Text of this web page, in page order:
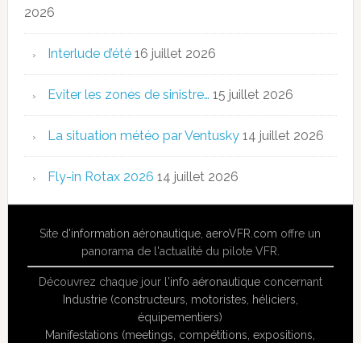
2026
Interlude d’été 16 juillet 2026
Eviter les zones de sinistre… 15 juillet 2026
La situation météo par Ventusky 14 juillet 2026
Fly-in Rotax 2026 14 juillet 2026
Site d'information aéronautique ,aeroVFR.com offre un
panorama de l'actualité du pilote VFR.
Découvrez chaque jour l'info aéronautiqueconcernant
Industrie (constructeurs, motoristes, héliciers,
équipementiers)
Manifestations (meetings, compétitions, expositions,